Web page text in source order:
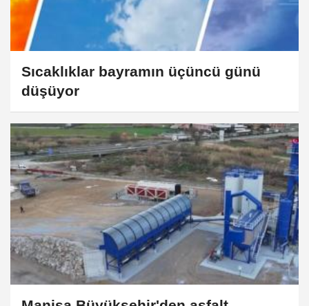
Sıcaklıklar bayramın üçüncü günü
düşüyor